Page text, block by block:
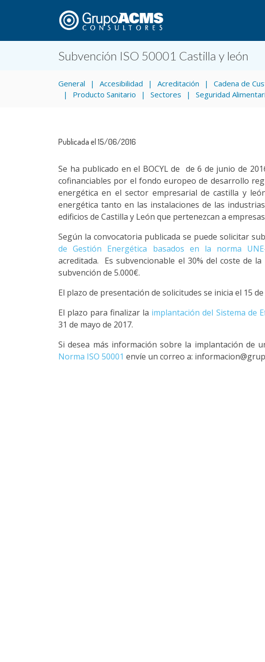
Subvención ISO 50001 Castilla y león
General Accesibilidad Acreditación Cadena de
Producto Sanitario
Sectores Seguridad
Publicada el 15/06/2016
Se ha publicado en el BOCYL de de 6 de junio de
cofinanciables por el fondo europeo de desarrollo
energética en el sector empresarial de castilla y
energética tanto en las instalaciones de las
edificios de Castilla y León que pertenezcan a
Según la convocatoria publicada se puede solicitar
de Gestión Energética basados en la norma UNE-
acreditada. Es subvencionable el 30% del coste de
subvención de 5.000€.
El plazo de presentación de solicitudes se inicia el 15
El plazo para finalizar la implantación del Sistema de
31 de mayo de 2017.
Si desea más información sobre la implantación de
Norma ISO 50001 envíe un correo a: